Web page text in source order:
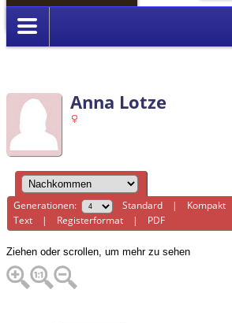
Anmelden
Anna Lotze
Generationen: Standard | Kompakt
Text | Registerformat | PDF
Ziehen oder scrollen, um mehr zu sehen